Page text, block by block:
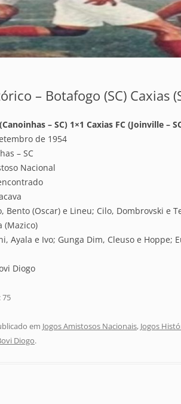
– Botafogo (SC) Caxias
– SC) 1×1 Caxias FC (Joinville –
de 1954
– SC
Nacional
Bento (Oscar) e Lineu; Cilo, Dombrovski e
(Mazico)
Ayala e Ivo; Gunga Dim, Cleuso e Hoppe;
Diogo
75
em Jogos Amistosos Nacionais, Jogos
Diogo.